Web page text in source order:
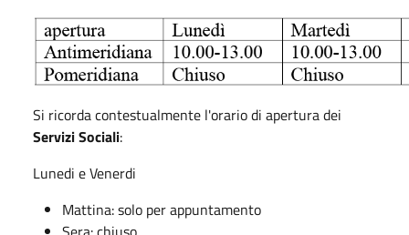
Si ricorda contestualmente l'orario di apertura dei
Servizi Sociali:
Lunedi e Venerdi
Mattina: solo per appuntamento